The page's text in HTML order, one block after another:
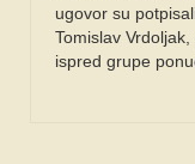
ugovor su
Tomislav
ispred grupe